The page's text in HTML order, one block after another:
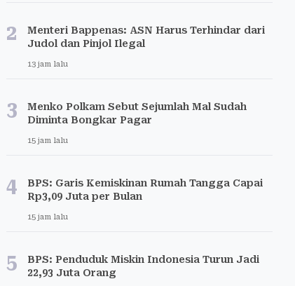
2
Menteri Bappenas: ASN Harus Terhindar dari
Judol dan Pinjol Ilegal
13 jam lalu
3
Menko Polkam Sebut Sejumlah Mal Sudah
Diminta Bongkar Pagar
15 jam lalu
4
BPS: Garis Kemiskinan Rumah Tangga Capai
Rp3,09 Juta per Bulan
15 jam lalu
5
BPS: Penduduk Miskin Indonesia Turun Jadi
22,93 Juta Orang